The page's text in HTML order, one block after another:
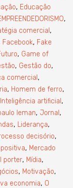
, Educação
,
comercial ,
Facebook, Fake
, Game of
, Gestão do,
comercial ,
, Homem de ferro,
Inteligência artificial ,
leman, Jornal ,
, Liderança,
decisório,
, Mercado
porter, Mídia,
, Motivação,
economia, O